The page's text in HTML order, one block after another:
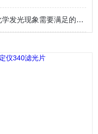
化学发光法氮含量测定仪产生化学发光现象需要满足的条件